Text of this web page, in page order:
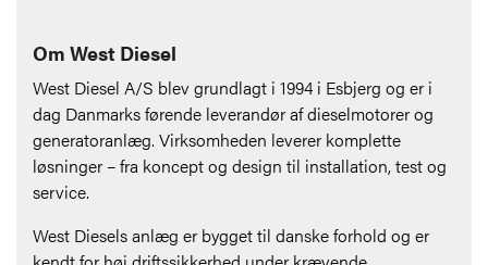
Om West Diesel
West Diesel A/S blev grundlagt i 1994 i Esbjerg og er i
dag Danmarks førende leverandør af dieselmotorer og
generatoranlæg. Virksomheden leverer komplette
løsninger – fra koncept og design til installation, test og
service.
West Diesels anlæg er bygget til danske forhold og er